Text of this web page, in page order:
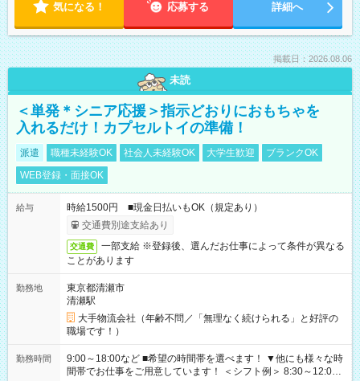
気になる！ 応募する 詳細へ
掲載日：2026.08.06
未読
＜単発＊シニア応援＞指示どおりにおもちゃを
入れるだけ！カプセルトイの準備！
派遣 職種未経験OK 社会人未経験OK 大学生歓迎
ブランクOK
WEB登録・面接OK
給与
時給1500円 ■現金日払いもOK（規定あり）
交通費別途支給あり
交通費
一部支給 ※登録後、選んだお仕事によって条件が異なる
ことがあります
勤務地
東京都清瀬市
清瀬駅
大手物流会社（年齢不問／「無理なく続けられる」と好評の
職場です！）
勤務時間
9:00～18:00など ■希望の時間帯を選べます！ ▼他にも様々な時
間帯でお仕事をご用意しています！ ＜シフト例＞ 8:30～12:00